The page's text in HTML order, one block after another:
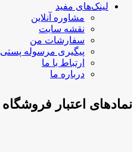
لینک‌های مفید
مشاوره آنلاین
نقشه سایت
سفارشات من
پیگیری مرسوله پستی
ارتباط با ما
درباره ما
نمادهای اعتبار فروشگاه